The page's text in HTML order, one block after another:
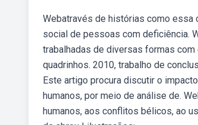
Webatravés de histórias como essa
social de pessoas com deficiência.
trabalhadas de diversas formas
quadrinhos. 2010, trabalho de
Este artigo procura discutir o
humanos, por meio de análise de.
humanos, aos conflitos bélicos, ao